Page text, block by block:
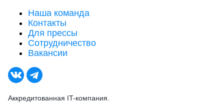
Наша команда
Контакты
Для прессы
Сотрудничество
Вакансии
Аккредитованная IT-компания.